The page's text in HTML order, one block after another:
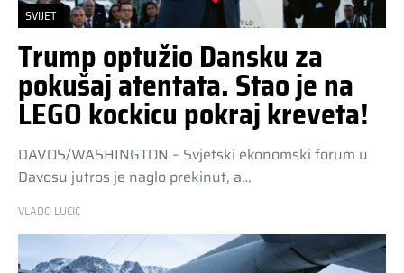
SVIJET
Trump optužio Dansku za
pokušaj atentata. Stao je na
LEGO kockicu pokraj kreveta!
DAVOS/WASHINGTON – Svjetski ekonomski forum u
Davosu jutros je naglo prekinut, a…
VLADO LUCIĆ